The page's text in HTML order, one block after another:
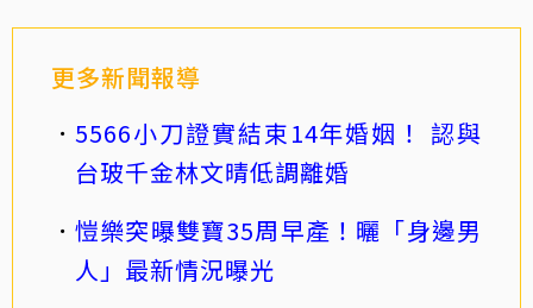
更多新聞報導
5566小刀證實結束14年婚姻！ 認與
台玻千金林文晴低調離婚
愷樂突曝雙寶35周早產！曬「身邊男
人」最新情況曝光